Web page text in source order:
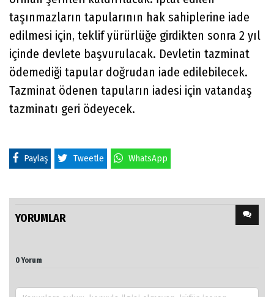
taşınmazların tapularının hak sahiplerine iade
edilmesi için, teklif yürürlüğe girdikten sonra 2 yıl
içinde devlete başvurulacak. Devletin tazminat
ödemediği tapular doğrudan iade edilebilecek.
Tazminat ödenen tapuların iadesi için vatandaş
tazminatı geri ödeyecek.
Paylaş Tweetle WhatsApp
YORUMLAR
0 Yorum